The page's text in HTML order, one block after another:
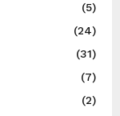
(5)
(24)
(31)
(7)
(2)